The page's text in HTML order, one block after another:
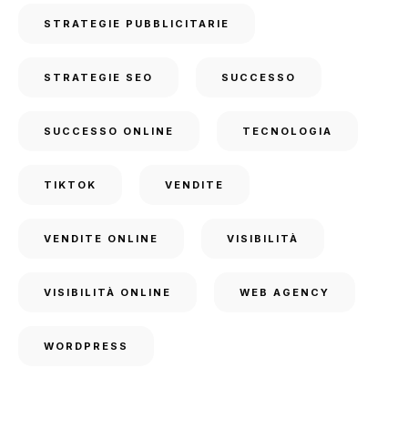
STRATEGIE PUBBLICITARIE
STRATEGIE SEO SUCCESSO
SUCCESSO ONLINE TECNOLOGIA
TIKTOK VENDITE
VENDITE ONLINE VISIBILITÀ
VISIBILITÀ ONLINE WEB AGENCY
WORDPRESS